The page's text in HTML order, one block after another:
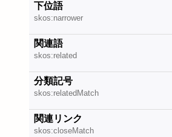
下位語
skos:narrower
関連語
skos:related
分類記号
skos:relatedMatch
関連リンク
skos:closeMatch